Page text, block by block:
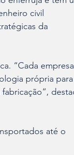
civil
da
“Cada empresa
própria para
até o